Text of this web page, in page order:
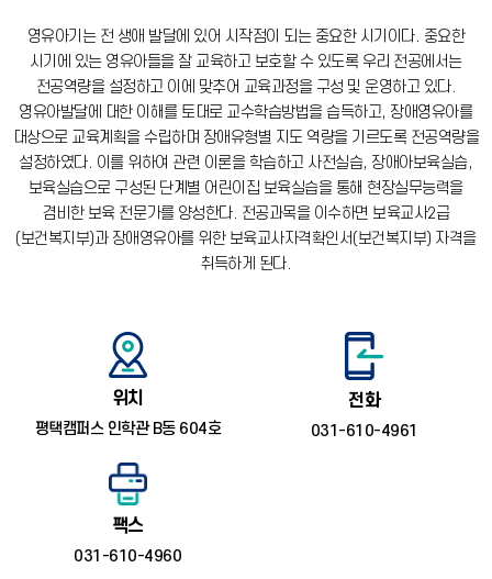
영유아기는 전 생애 발달에 있어 시작점이 되는 중요한 시기이다. 중요한
시기에 있는 영유아들을 잘 교육하고 보호할 수 있도록 우리 전공에서는
전공역량을 설정하고 이에 맞추어 교육과정을 구성 및 운영하고 있다.
영유아발달에 대한 이해를 토대로 교수학습방법을 습득하고, 장애영유아를
대상으로 교육계획을 수립하며 장애유형별 지도 역량을 기르도록 전공역량을
설정하였다. 이를 위하여 관련 이론을 학습하고 사전실습, 장애아보육실습,
보육실습으로 구성된 단계별 어린이집 보육실습을 통해 현장실무능력을
겸비한 보육 전문가를 양성한다. 전공과목을 이수하면 보육교사2급
(보건복지부)과 장애영유아를 위한 보육교사자격확인서(보건복지부) 자격을
취득하게 된다.
위치
평택캠퍼스 인학관 B동 604호
전화
031-610-4961
팩스
031-610-4960